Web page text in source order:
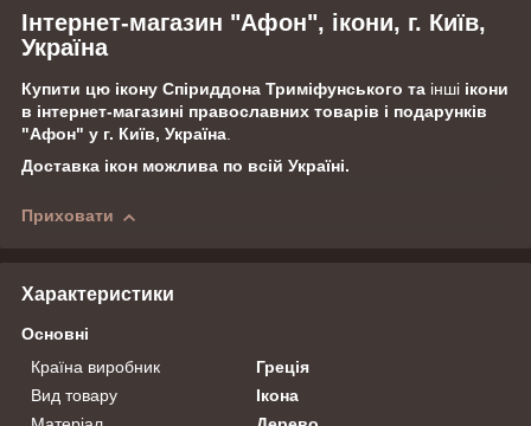
Інтернет-магазин "Афон", ікони, г. Київ,
Україна
Купити цю ікону Спіриддона Триміфунського та інші ікони
в інтернет-магазині православних товарів і подарунків
"Афон" у г. Київ, Україна.
Доставка ікон можлива по всій Україні.
Приховати
Характеристики
Основні
Країна виробник
Греція
Вид товару
Ікона